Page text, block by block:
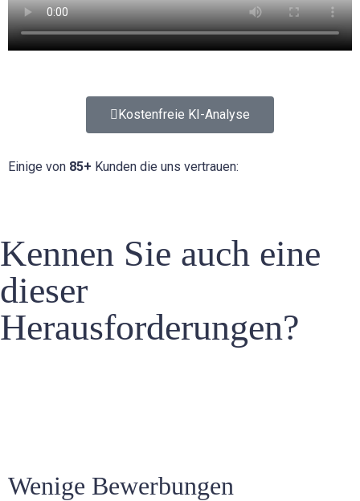
Kostenfreie KI-Analyse
Einige von 85+ Kunden die uns vertrauen:
Kennen Sie auch eine
dieser
Herausforderungen?
Wenige Bewerbungen